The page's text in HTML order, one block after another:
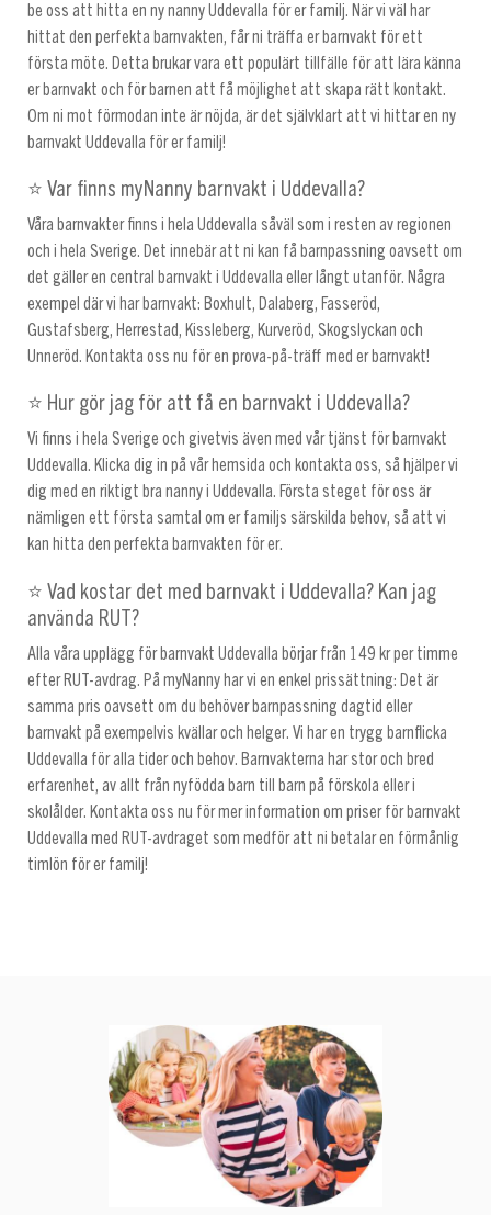
be oss att hitta en ny nanny Uddevalla för er familj. När vi väl har
hittat den perfekta barnvakten, får ni träffa er barnvakt för ett
första möte. Detta brukar vara ett populärt tillfälle för att lära känna
er barnvakt och för barnen att få möjlighet att skapa rätt kontakt.
Om ni mot förmodan inte är nöjda, är det självklart att vi hittar en ny
barnvakt Uddevalla för er familj!
⭐ Var finns myNanny barnvakt i Uddevalla?
Våra barnvakter finns i hela Uddevalla såväl som i resten av regionen
och i hela Sverige. Det innebär att ni kan få barnpassning oavsett om
det gäller en central barnvakt i Uddevalla eller långt utanför. Några
exempel där vi har barnvakt: Boxhult, Dalaberg, Fasseröd,
Gustafsberg, Herrestad, Kissleberg, Kurveröd, Skogslyckan och
Unneröd. Kontakta oss nu för en prova-på-träff med er barnvakt!
⭐ Hur gör jag för att få en barnvakt i Uddevalla?
Vi finns i hela Sverige och givetvis även med vår tjänst för barnvakt
Uddevalla. Klicka dig in på vår hemsida och kontakta oss, så hjälper vi
dig med en riktigt bra nanny i Uddevalla. Första steget för oss är
nämligen ett första samtal om er familjs särskilda behov, så att vi
kan hitta den perfekta barnvakten för er.
⭐ Vad kostar det med barnvakt i Uddevalla? Kan jag
använda RUT?
Alla våra upplägg för barnvakt Uddevalla börjar från 149 kr per timme
efter RUT-avdrag. På myNanny har vi en enkel prissättning: Det är
samma pris oavsett om du behöver barnpassning dagtid eller
barnvakt på exempelvis kvällar och helger. Vi har en trygg barnflicka
Uddevalla för alla tider och behov. Barnvakterna har stor och bred
erfarenhet, av allt från nyfödda barn till barn på förskola eller i
skolålder. Kontakta oss nu för mer information om priser för barnvakt
Uddevalla med RUT-avdraget som medför att ni betalar en förmånlig
timlön för er familj!